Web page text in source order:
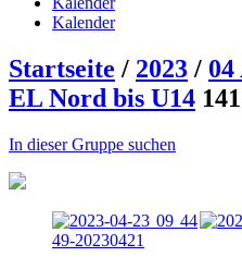
Kalender
Startseite / 2023 /
EL Nord bis U14 141
In dieser Gruppe suchen